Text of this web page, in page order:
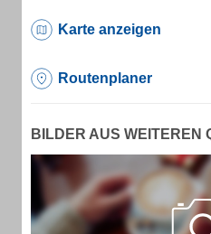
Karte anzeigen
Routenplaner
BILDER AUS WEITEREN